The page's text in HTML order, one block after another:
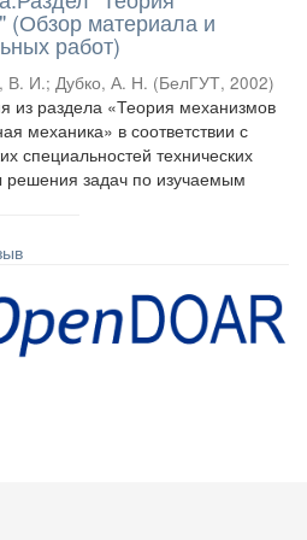
материала и
работ)
В. И.; Дубко, А. Н. (БелГУТ, 2002)
из раздела «Теория механизмов
механика» в соответствии с
специальностей технических
задач по изучаемым